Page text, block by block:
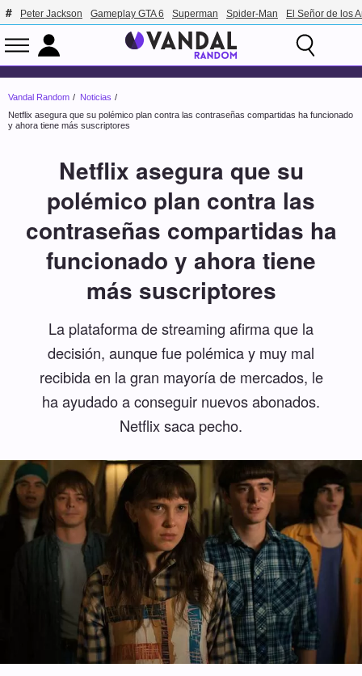
Peter Jackson Gameplay GTA 6 Superman Spider-Man El Señor de los
Vandal Random
Noticias
Netflix asegura que su polémico plan contra las contraseñas compartidas ha funcionado
y ahora tiene más suscriptores
Netflix asegura que su
polémico plan contra las
contraseñas compartidas ha
funcionado y ahora tiene
más suscriptores
La plataforma de streaming afirma que la
decisión, aunque fue polémica y muy mal
recibida en la gran mayoría de mercados, le
ha ayudado a conseguir nuevos abonados.
Netflix saca pecho.